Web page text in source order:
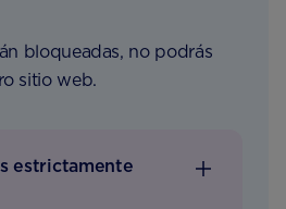
bloqueadas, no podrás
sitio web.
estrictamente